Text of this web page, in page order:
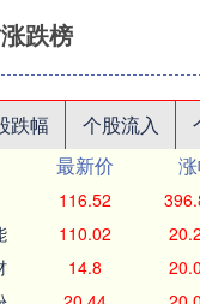
跌榜
跌幅 个股流入
最新价
116.52
110.02
14.8